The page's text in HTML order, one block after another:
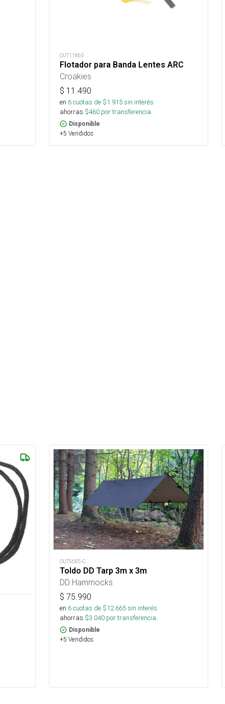
OUT11865
Flotador para Banda Lentes ARC
Croakies
$ 11.490
en 6cuotas de $1.915sin interés
ahorras $460 por transferencia.
Disponible
+5 Vendidos
OUT5685-C
Toldo DD Tarp 3m x 3m
DD Hammocks
$ 75.990
en 6cuotas de $12.665sin interés
ahorras $3.040 por transferencia.
Disponible
+5 Vendidos